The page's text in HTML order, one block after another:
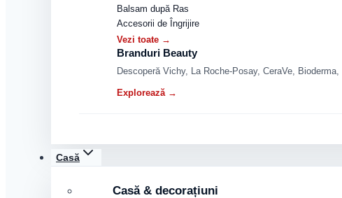
Balsam după Ras
Accesorii de Îngrijire
Vezi toate →
Branduri Beauty
Descoperă Vichy, La Roche-Posay, CeraVe,
Explorează →
Casă
Casă & decorațiuni